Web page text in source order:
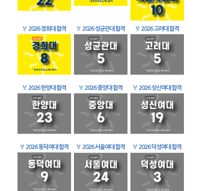
🏅 2026 경희대 합격 🏅 2026 성균관대 합격 🏅 2026 고려대 합격
🏅 2026 한양대 합격 🏅 2026 중앙대 합격 🏅 2026 성신여대 합격
🏅 2026 동덕여대 합격 🏅 2026 서울여대 합격 🏅 2026 덕성여대 합격